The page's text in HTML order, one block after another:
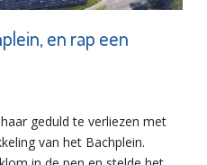
en rap een
geduld te verliezen met
van het Bachplein.